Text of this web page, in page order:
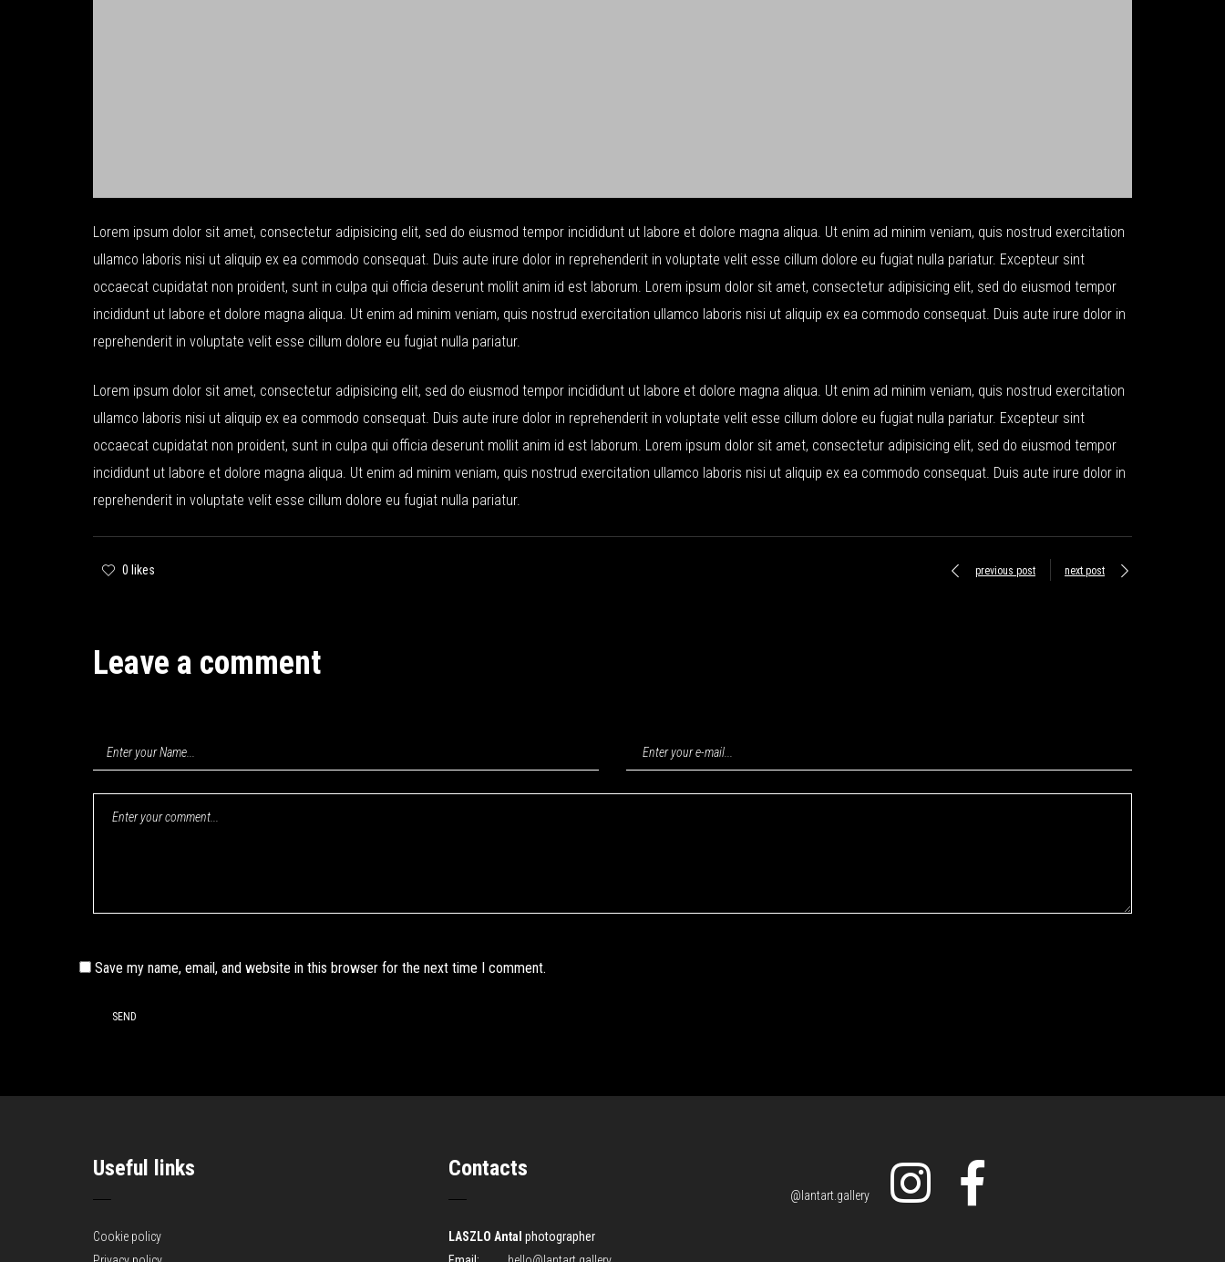
Lorem ipsum dolor sit amet, consectetur adipisicing elit, sed do eiusmod tempor incididunt ut labore et dolore magna aliqua. Ut enim ad minim veniam, quis nostrud exercitation
ullamco laboris nisi ut aliquip ex ea commodo consequat. Duis aute irure dolor in reprehenderit in voluptate velit esse cillum dolore eu fugiat nulla pariatur. Excepteur sint
occaecat cupidatat non proident, sunt in culpa qui officia deserunt mollit anim id est laborum. Lorem ipsum dolor sit amet, consectetur adipisicing elit, sed do eiusmod tempor
incididunt ut labore et dolore magna aliqua. Ut enim ad minim veniam, quis nostrud exercitation ullamco laboris nisi ut aliquip ex ea commodo consequat. Duis aute irure dolor in
reprehenderit in voluptate velit esse cillum dolore eu fugiat nulla pariatur.
Lorem ipsum dolor sit amet, consectetur adipisicing elit, sed do eiusmod tempor incididunt ut labore et dolore magna aliqua. Ut enim ad minim veniam, quis nostrud exercitation
ullamco laboris nisi ut aliquip ex ea commodo consequat. Duis aute irure dolor in reprehenderit in voluptate velit esse cillum dolore eu fugiat nulla pariatur. Excepteur sint
occaecat cupidatat non proident, sunt in culpa qui officia deserunt mollit anim id est laborum. Lorem ipsum dolor sit amet, consectetur adipisicing elit, sed do eiusmod tempor
incididunt ut labore et dolore magna aliqua. Ut enim ad minim veniam, quis nostrud exercitation ullamco laboris nisi ut aliquip ex ea commodo consequat. Duis aute irure dolor in
reprehenderit in voluptate velit esse cillum dolore eu fugiat nulla pariatur.
0 likes previous post next post
Leave a comment
Save my name, email, and website in this browser for the next time I comment.
Useful links
Cookie policy
Contacts
LASZLO Antal photographer
@lantart.gallery